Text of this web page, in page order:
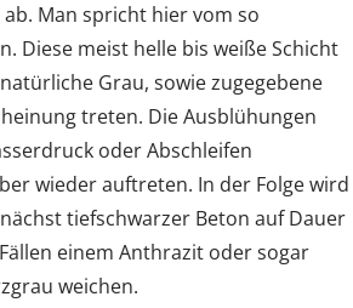
Man spricht hier vom so
Diese meist helle bis weiße Schicht
Grau, sowie zugegebene
treten. Die Ausblühungen
oder Abschleifen
wieder auftreten. In der Folge wird
tiefschwarzer Beton auf Dauer
einem Anthrazit oder sogar
weichen.